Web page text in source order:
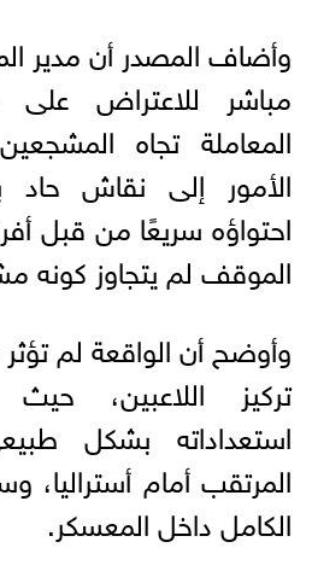
وأضاف المصدر أن مدير
مباشر للاعتراض
المعاملة تجاه
الأمور إلى نقاش حاد
احتواؤه سريعًا من قبل
الموقف لم يتجاوز كونه
وأوضح أن الواقعة لم تؤثر
تركيز اللاعبين،
استعداداته بشكل
المرتقب أمام أستراليا،
الكامل داخل المعسكر.